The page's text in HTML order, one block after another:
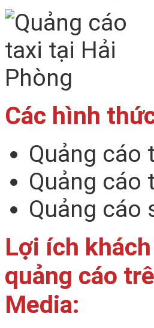
Các hình
Quảng cáo
Quảng cáo
Quảng cáo
Lợi ích
quảng cáo
Media: